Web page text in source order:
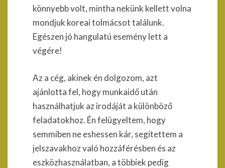
könnyebb volt, mintha nekünk kellett volna
mondjuk koreai tolmácsot találunk.
Egészen jó hangulatú esemény lett a
végére!
Az a cég, akinek én dolgozom, azt
ajánlotta fel, hogy munkaidő után
használhatjuk az irodáját a különböző
feladatokhoz. Én felügyeltem, hogy
semmiben ne eshessen kár, segítettem a
jelszavakhoz való hozzáférésben és az
eszközhasználatban, a többiek pedig